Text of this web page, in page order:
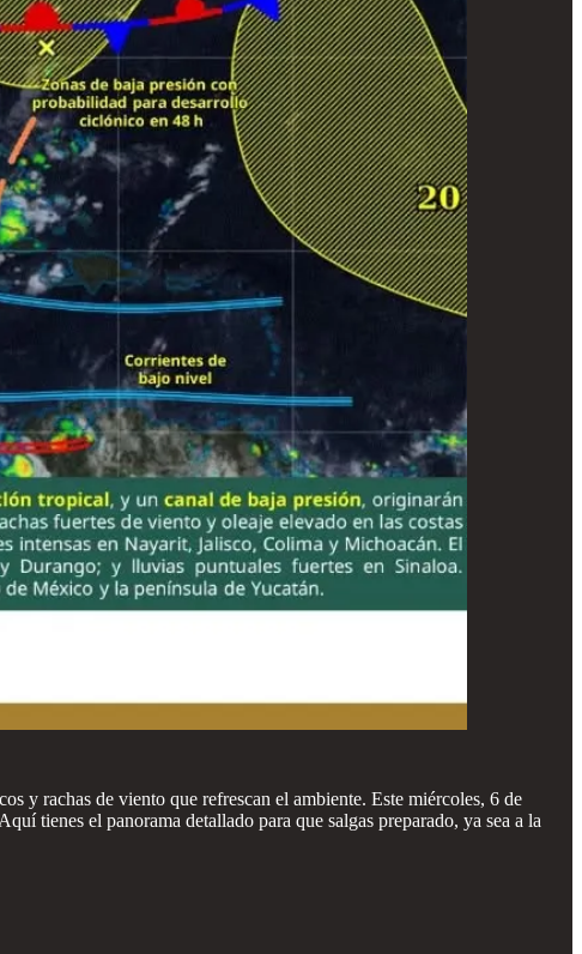
y rachas de viento que refrescan el ambiente. Este miércoles, 6 de
tienes el panorama detallado para que salgas preparado, ya sea a la